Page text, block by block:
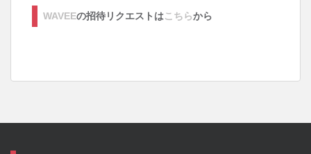
WAVEEの招待リクエストはこちらから